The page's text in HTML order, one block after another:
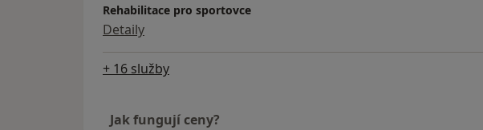
Rehabilitace pro sportovce
Detaily
+ 16 služby
Jak fungují ceny?